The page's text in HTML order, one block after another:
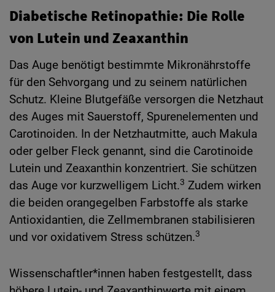
Diabetische Retinopathie: Die Rolle
von Lutein und Zeaxanthin
Das Auge benötigt bestimmte Mikronährstoffe
für den Sehvorgang und zu seinem natürlichen
Schutz. Kleine Blutgefäße versorgen die Netzhaut
des Auges mit Sauerstoff, Spurenelementen und
Carotinoiden. In der Netzhautmitte, auch Makula
oder gelber Fleck genannt, sind die Carotinoide
Lutein und Zeaxanthin konzentriert. Sie schützen
das Auge vor kurzwelligem Licht.3 Zudem wirken
die beiden orangegelben Farbstoffe als starke
Antioxidantien, die Zellmembranen stabilisieren
und vor oxidativem Stress schützen.3
Wissenschaftler*innen haben festgestellt, dass